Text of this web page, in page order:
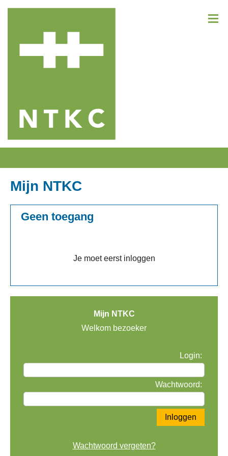
Mijn NTKC
Geen toegang
Je moet eerst inloggen
Mijn NTKC
Welkom bezoeker
Login:
Wachtwoord:
Wachtwoord vergeten?